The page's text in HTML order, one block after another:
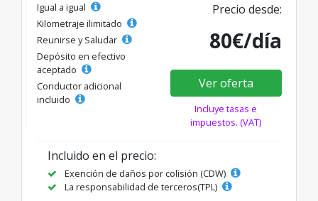
Igual a igual
Kilometraje ilimitado
Reunirse y Saludar
Depósito en efectivo
aceptado
Conductor adicional
incluido
Precio desde:
80€/día
Ver oferta
Incluye tasas e
impuestos. (VAT)
Incluido en el precio:
Exención de daños por colisión (CDW)
La responsabilidad de terceros(TPL)